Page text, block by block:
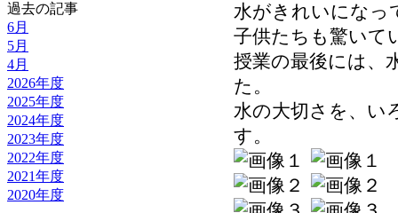
過去の記事
6月
5月
4月
2026年度
2025年度
2024年度
2023年度
2022年度
2021年度
2020年度
水がきれいになっ
子供たちも驚いて
授業の最後には、
た。
水の大切さを、い
す。